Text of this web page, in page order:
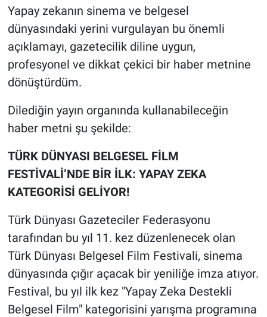
Yapay zekanın sinema ve belgesel
dünyasındaki yerini vurgulayan bu önemli
açıklamayı, gazetecilik diline uygun,
profesyonel ve dikkat çekici bir haber metnine
dönüştürdüm.
​Dilediğin yayın organında kullanabileceğin
haber metni şu şekilde:
​TÜRK DÜNYASI BELGESEL FİLM
FESTİVALİ’NDE BİR İLK: YAPAY ZEKA
KATEGORİSİ GELİYOR!
​Türk Dünyası Gazeteciler Federasyonu
tarafından bu yıl 11. kez düzenlenecek olan
Türk Dünyası Belgesel Film Festivali, sinema
dünyasında çığır açacak bir yeniliğe imza atıyor.
Festival, bu yıl ilk kez "Yapay Zeka Destekli
Belgesel Film" kategorisini yarışma programına